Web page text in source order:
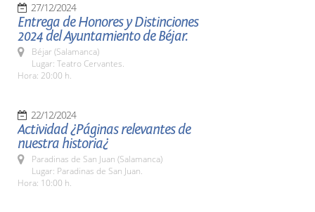
27/12/2024
Entrega de Honores y Distinciones
2024 del Ayuntamiento de Béjar.
Béjar (Salamanca)
Lugar: Teatro Cervantes.
Hora: 20:00 h.
22/12/2024
Actividad ¿Páginas relevantes de
nuestra historia¿
Paradinas de San Juan (Salamanca)
Lugar: Paradinas de San Juan.
Hora: 10:00 h.